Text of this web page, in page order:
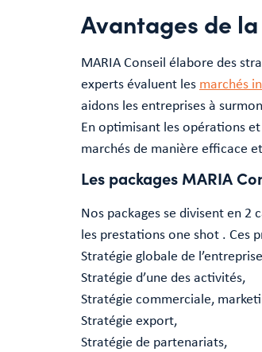
Avantages de
MARIA Conseil élabore des
experts évaluent les marchés
aidons les entreprises à
En optimisant les opérations
marchés de manière efficace
Les packages MARIA
Nos packages se divisent en 2
les prestations one shot . Ces
Stratégie globale de
Stratégie d’une des activités,
Stratégie commerciale,
Stratégie export,
Stratégie de partenariats,